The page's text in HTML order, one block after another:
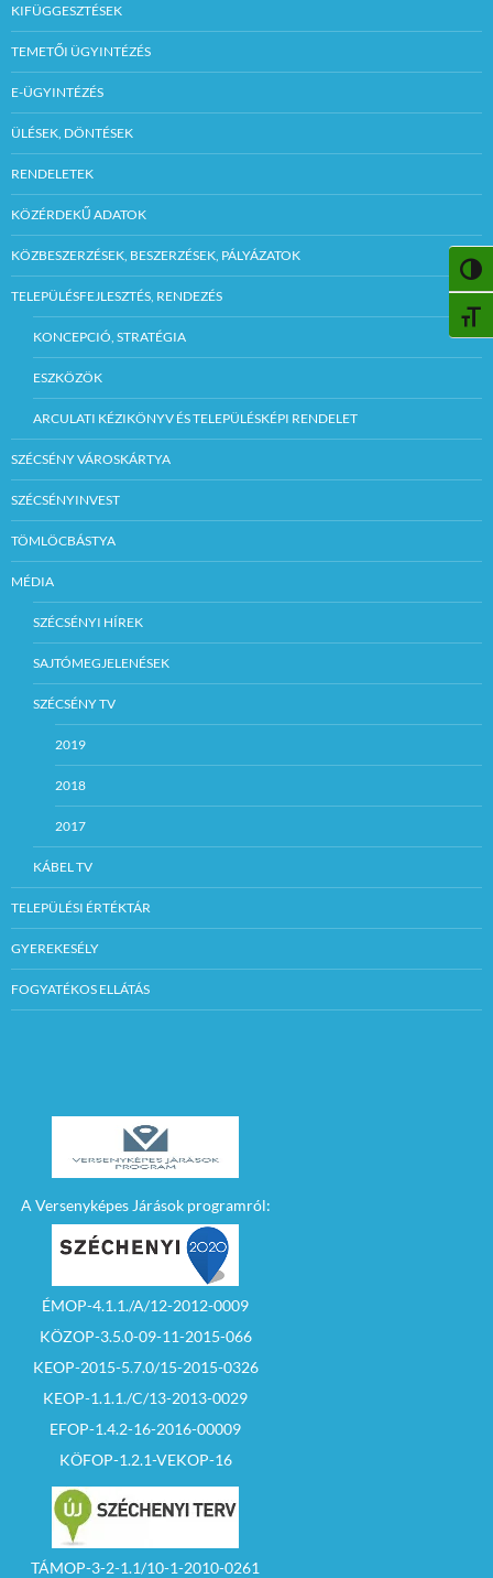
KIFÜGGESZTÉSEK
TEMETŐI ÜGYINTÉZÉS
E-ÜGYINTÉZÉS
ÜLÉSEK, DÖNTÉSEK
RENDELETEK
KÖZÉRDEKŰ ADATOK
KÖZBESZERZÉSEK, BESZERZÉSEK, PÁLYÁZATOK
TELEPÜLÉSFEJLESZTÉS, RENDEZÉS
KONCEPCIÓ, STRATÉGIA
ESZKÖZÖK
ARCULATI KÉZIKÖNYV ÉS TELEPÜLÉSKÉPI RENDELET
SZÉCSÉNY VÁROSKÁRTYA
SZÉCSÉNYINVEST
TÖMLÖCBÁSTYA
MÉDIA
SZÉCSÉNYI HÍREK
SAJTÓMEGJELENÉSEK
SZÉCSÉNY TV
2019
2018
2017
KÁBEL TV
TELEPÜLÉSI ÉRTÉKTÁR
GYEREKESÉLY
FOGYATÉKOS ELLÁTÁS
A Versenyképes Járások programról:
ÉMOP-4.1.1./A/12-2012-0009
KÖZOP-3.5.0-09-11-2015-066
KEOP-2015-5.7.0/15-2015-0326
KEOP-1.1.1./C/13-2013-0029
EFOP-1.4.2-16-2016-00009
KÖFOP-1.2.1-VEKOP-16
TÁMOP-3-2-1.1/10-1-2010-0261